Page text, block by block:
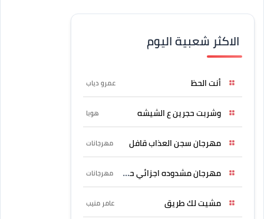
الاكثر شعبية اليوم
أنت الحظ عمرو دياب
وشربت حجرين ع الشيشه هوبا
مهرجان سجن العذاب قافل مهرجانات
مهرجان مشدوده اجزائي حربونى مهرجانات
مشيت لك طريق عامر منيب